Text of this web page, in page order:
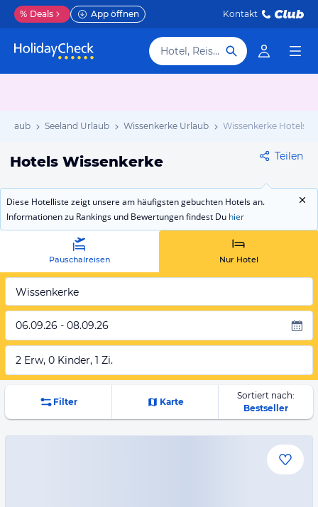
% Deals App öffnen Kontakt
Hotel, Reiseziel
Seeland Urlaub Wissenkerke Urlaub Wissenkerke Hotels
Hotels Wissenkerke Teilen
Diese Hotelliste zeigt unsere am häufigsten gebuchten Hotels an.
Informationen zu Rankings und Bewertungen findest Du hier
Pauschalreisen Nur Hotel
Wissenkerke
06.09.26 - 08.09.26
2 Erw, 0 Kinder, 1 Zi.
Filter Karte
Sortiert nach:
Bestseller